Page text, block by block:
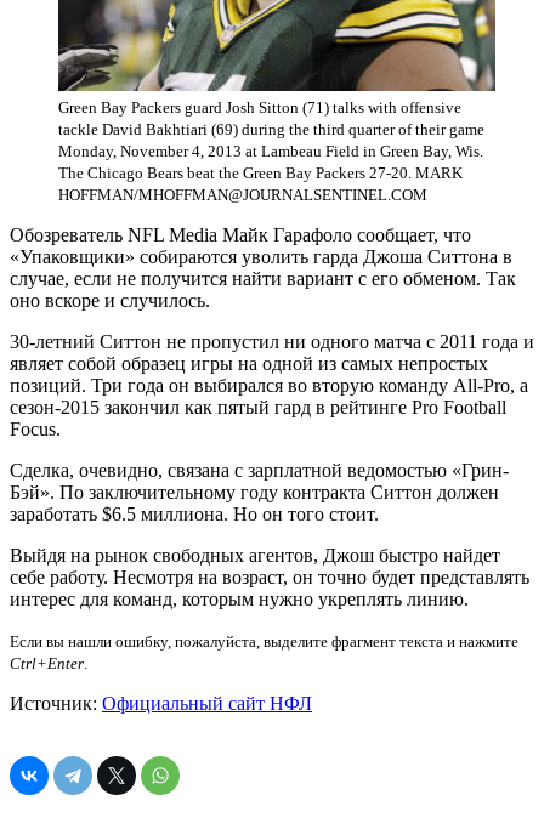
Green Bay Packers guard Josh Sitton (71) talks with offensive
tackle David Bakhtiari (69) during the third quarter of their game
Monday, November 4, 2013 at Lambeau Field in Green Bay, Wis.
The Chicago Bears beat the Green Bay Packers 27-20. MARK
HOFFMAN/MHOFFMAN@JOURNALSENTINEL.COM
Обозреватель NFL Media Майк Гарафоло сообщает, что
«Упаковщики» собираются уволить гарда Джоша Ситтона в
случае, если не получится найти вариант с его обменом. Так
оно вскоре и случилось.
30-летний Ситтон не пропустил ни одного матча с 2011 года и
являет собой образец игры на одной из самых непростых
позиций. Три года он выбирался во вторую команду All-Pro, а
сезон-2015 закончил как пятый гард в рейтинге Pro Football
Focus.
Сделка, очевидно, связана с зарплатной ведомостью «Грин-
Бэй». По заключительному году контракта Ситтон должен
заработать $6.5 миллиона. Но он того стоит.
Выйдя на рынок свободных агентов, Джош быстро найдет
себе работу. Несмотря на возраст, он точно будет представлять
интерес для команд, которым нужно укреплять линию.
Если вы нашли ошибку, пожалуйста, выделите фрагмент текста и нажмите
Ctrl+Enter.
Источник: Официальный сайт НФЛ